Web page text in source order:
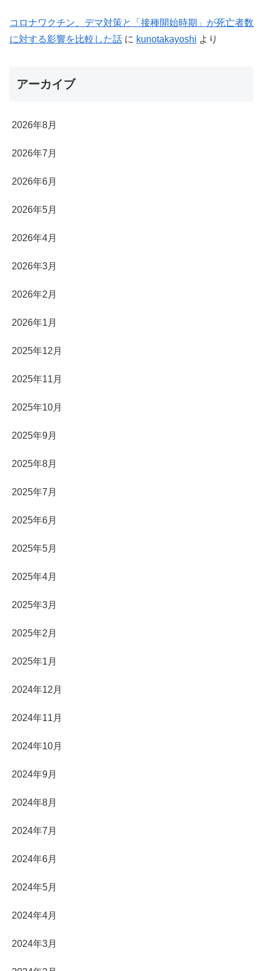
コロナワクチン、デマ対策と「接種開始時期」が死亡者数
に対する影響を比較した話 に kunotakayoshi より
アーカイブ
2026年8月
2026年7月
2026年6月
2026年5月
2026年4月
2026年3月
2026年2月
2026年1月
2025年12月
2025年11月
2025年10月
2025年9月
2025年8月
2025年7月
2025年6月
2025年5月
2025年4月
2025年3月
2025年2月
2025年1月
2024年12月
2024年11月
2024年10月
2024年9月
2024年8月
2024年7月
2024年6月
2024年5月
2024年4月
2024年3月